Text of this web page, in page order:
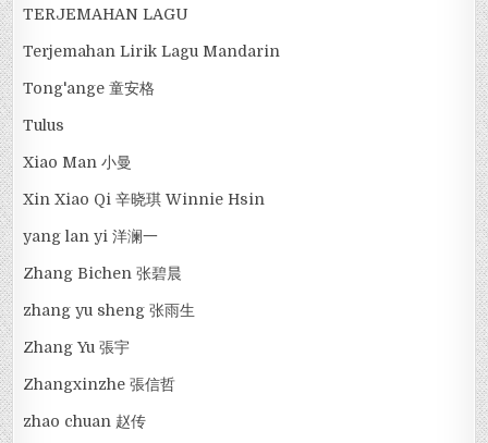
TERJEMAHAN LAGU
Terjemahan Lirik Lagu Mandarin
Tong'ange 童安格
Tulus
Xiao Man 小曼
Xin Xiao Qi 辛晓琪 Winnie Hsin
yang lan yi 洋澜一
Zhang Bichen 张碧晨
zhang yu sheng 张雨生
Zhang Yu 張宇
Zhangxinzhe 張信哲
zhao chuan 赵传